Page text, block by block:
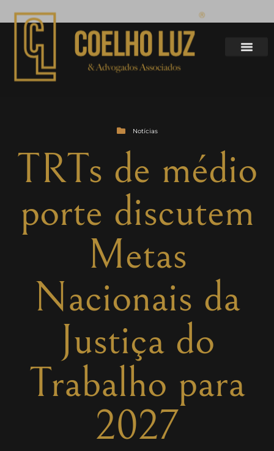
Notícias
TRTs de médio
porte discutem
Metas
Nacionais da
Justiça do
Trabalho para
2027